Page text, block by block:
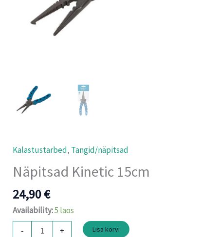
Kalastustarbed, Tangid/näpitsad
Näpitsad Kinetic 15cm
24,90€
Availability:5 laos
-
+ Lisa korvi